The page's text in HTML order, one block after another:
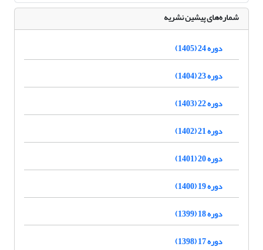
شماره‌های پیشین نشریه
دوره 24 (1405)
دوره 23 (1404)
دوره 22 (1403)
دوره 21 (1402)
دوره 20 (1401)
دوره 19 (1400)
دوره 18 (1399)
دوره 17 (1398)